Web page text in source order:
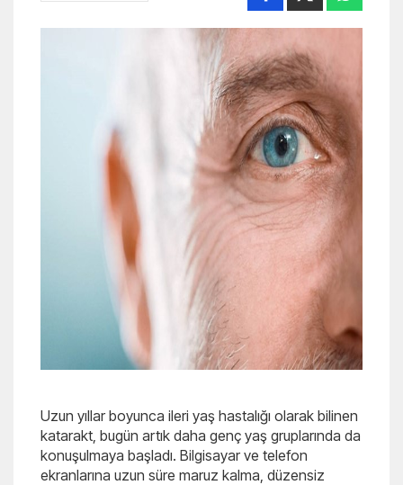
Uzun yıllar boyunca ileri yaş hastalığı olarak bilinen
katarakt, bugün artık daha genç yaş gruplarında da
konuşulmaya başladı. Bilgisayar ve telefon
ekranlarına uzun süre maruz kalma, düzensiz